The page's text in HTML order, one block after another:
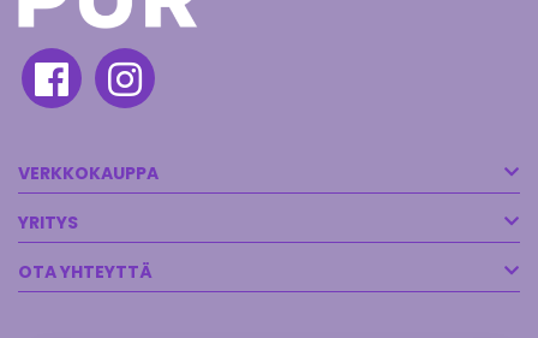
VERKKOKAUPPA
YRITYS
OTA YHTEYTTÄ